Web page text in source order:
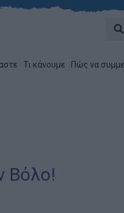
Τι κάνουμε Πώς να
Βόλο!